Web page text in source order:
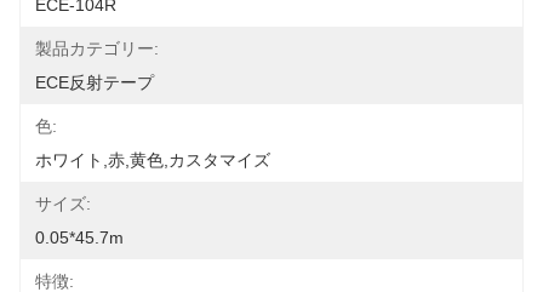
ECE-104R
製品カテゴリー:
ECE反射テープ
色:
ホワイト,赤,黄色,カスタマイズ
サイズ:
0.05*45.7m
特徴: